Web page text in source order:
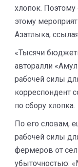
хлопок.
этому
Азатлыка,
«Тысячи
авторалли
рабочей силы
корреспондент
по сбору хлопка.
По его словам,
рабочей силы
фермеров от
убыточностью: